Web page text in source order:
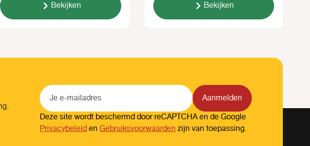
Bekijken Bekijken
Aanmelden
Deze site wordt beschermd door reCAPTCHA en de Google
PrivacybeleidenGebruiksvoorwaardenzijn van toepassing.